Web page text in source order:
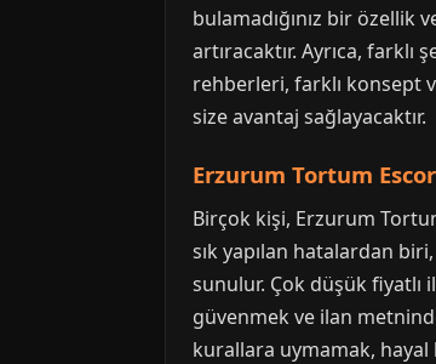
bulamadığınız bir özellik
artıracaktır. Ayrıca,
rehberleri, farklı konsept
size avantaj sağlayacaktır.
Erzurum Tortum
Birçok kişi, Erzurum
sık yapılan hatalardan
sunulur. Çok düşük fiyatlı
güvenmek ve ilan
kurallara uymamak, hayal